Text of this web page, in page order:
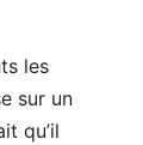
les
sur un
qu’il